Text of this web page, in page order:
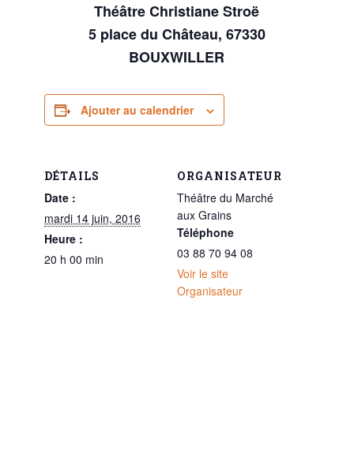
Théâtre Christiane Stroë
5 place du Château, 67330
BOUXWILLER
Ajouter au calendrier
DÉTAILS
Date :
mardi 14 juin, 2016
Heure :
20 h 00 min
ORGANISATEUR
Théâtre du Marché
aux Grains
Téléphone
03 88 70 94 08
Voir le site
Organisateur